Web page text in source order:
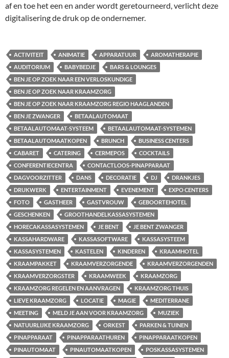
af en toe het een en ander wordt geretourneerd, verlicht deze
digitalisering de druk op de ondernemer.
ACTIVITEIT ANIMATIE APPARATUUR
AROMATHERAPIE
AUDITORIUM
BABYBEDJE
BARS & LOUNGES
BEN JE OP ZOEK NAAR EEN VERLOSKUNDIGE
BEN JE OP ZOEK NAAR KRAAMZORG
BEN JE OP ZOEK NAAR KRAAMZORG REGIO HAAGLANDEN
BEN JE ZWANGER
BETAALAUTOMAAT
BETAALAUTOMAAT-SYSTEEM
BETAALAUTOMAAT-SYSTEMEN
BETAALAUTOMAATKOPEN
BRUNCH
BUSINESS CENTERS
CABARET
CATERING CERMEPOS
COCKTAILS
CONFERENTIECENTRA
CONTACTLOOS-PINAPPARAAT
DAGVOORZITTER
DANS DECORATIE DJ
DRANKJES
DRUKWERK
ENTERTAINMENT EVENEMENT
EXPO CENTERS
FOTO
GASTHEER GASTVROUW
GEBOORTEHOTEL
GESCHENKEN
GROOTHANDELKASSASYSTEMEN
HORECAKASSASYSTEMEN
JE BENT
JE BENT ZWANGER
KASSAHARDWARE
KASSASOFTWARE
KASSASYSTEEM
KASSASYSTEMEN
KASTELEN KINDEREN
KRAAMHOTEL
KRAAMPAKKET
KRAAMVERZORGENDE
KRAAMVERZORGENDEN
KRAAMVERZORGSTER
KRAAMWEEK
KRAAMZORG
KRAAMZORG REGELEN EN AANVRAGEN
KRAAMZORG THUIS
LIEVE KRAAMZORG
LOCATIE MAGIE
MEDITERRANE
MEETING
MELD JE AAN VOOR KRAAMZORG
MUZIEK
NATUURLIJKE KRAAMZORG
ORKEST
PARKEN & TUINEN
PINAPPARAAT
PINAPPARAATHUREN
PINAPPARAATKOPEN
PINAUTOMAAT
PINAUTOMAATKOPEN
POSKASSASYSTEMEN